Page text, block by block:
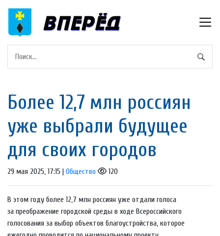
Более 12,7 млн россиян
уже выбрали будущее
для своих городов
29 мая 2025, 17:15 | Общество 120
В этом году более 12,7 млн россиян уже отдали голоса
за преображение городской среды в ходе Всероссийского
голосования за выбор объектов благоустройства, которое